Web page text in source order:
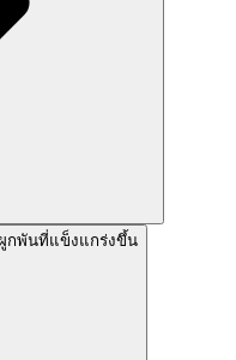
กพันที่แข็งแกร่งขึ้น